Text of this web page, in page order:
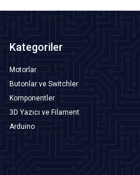
Kategoriler
Motorlar
Butonlar ve Switchler
Komponentler
3D Yazıcı ve Filament
Arduino